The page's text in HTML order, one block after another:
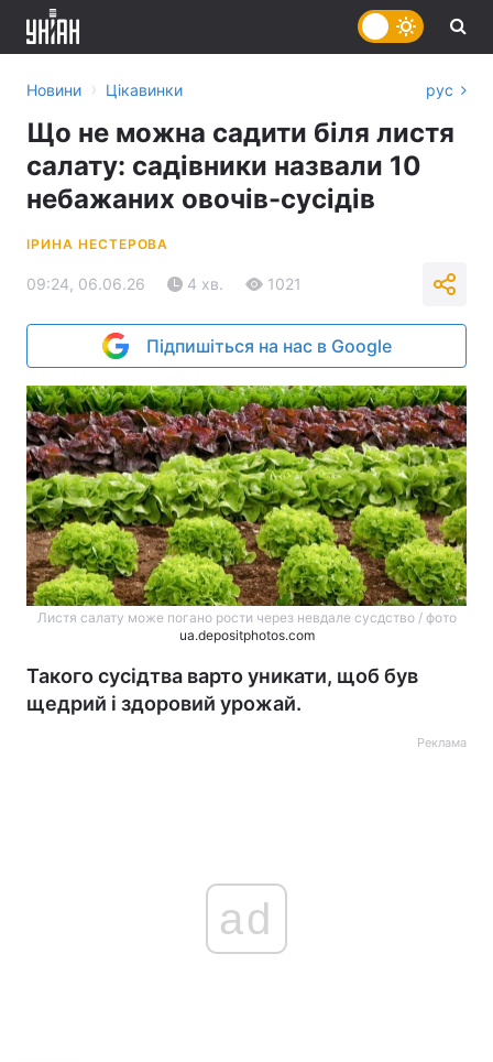
Новини › Цікавинки рус
Що не можна садити біля листя
салату: садівники назвали 10
небажаних овочів-сусідів
ІРИНА НЕСТЕРОВА
09:24, 06.06.26 4 хв. 1021
Підпишіться на нас в Google
Листя салату може погано рости через невдале сусдство / фото
ua.depositphotos.com
Такого сусідтва варто уникати, щоб був
щедрий і здоровий урожай.
Реклама
ad